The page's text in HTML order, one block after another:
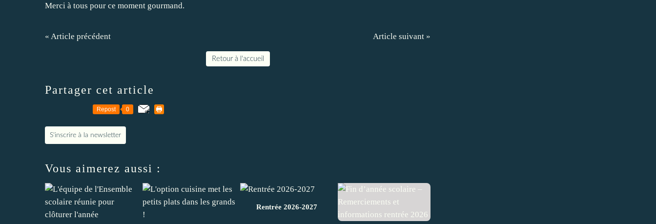
Merci à tous pour ce moment gourmand.
« Article précédent Article suivant »
Retour à l'accueil
Partager cet article
Repost 0
S'inscrire à la newsletter
Vous aimerez aussi :
Rentrée 2026-2027